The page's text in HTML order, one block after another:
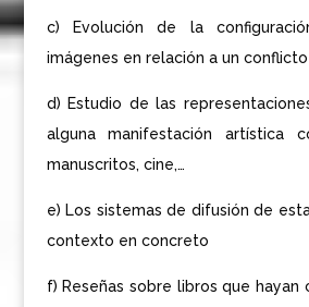
c) Evolución de la
imágenes en relación a un
d) Estudio de las
alguna manifestación artística
manuscritos, cine,…
e) Los sistemas de difusión de
contexto en concreto
f) Reseñas sobre libros que hayan